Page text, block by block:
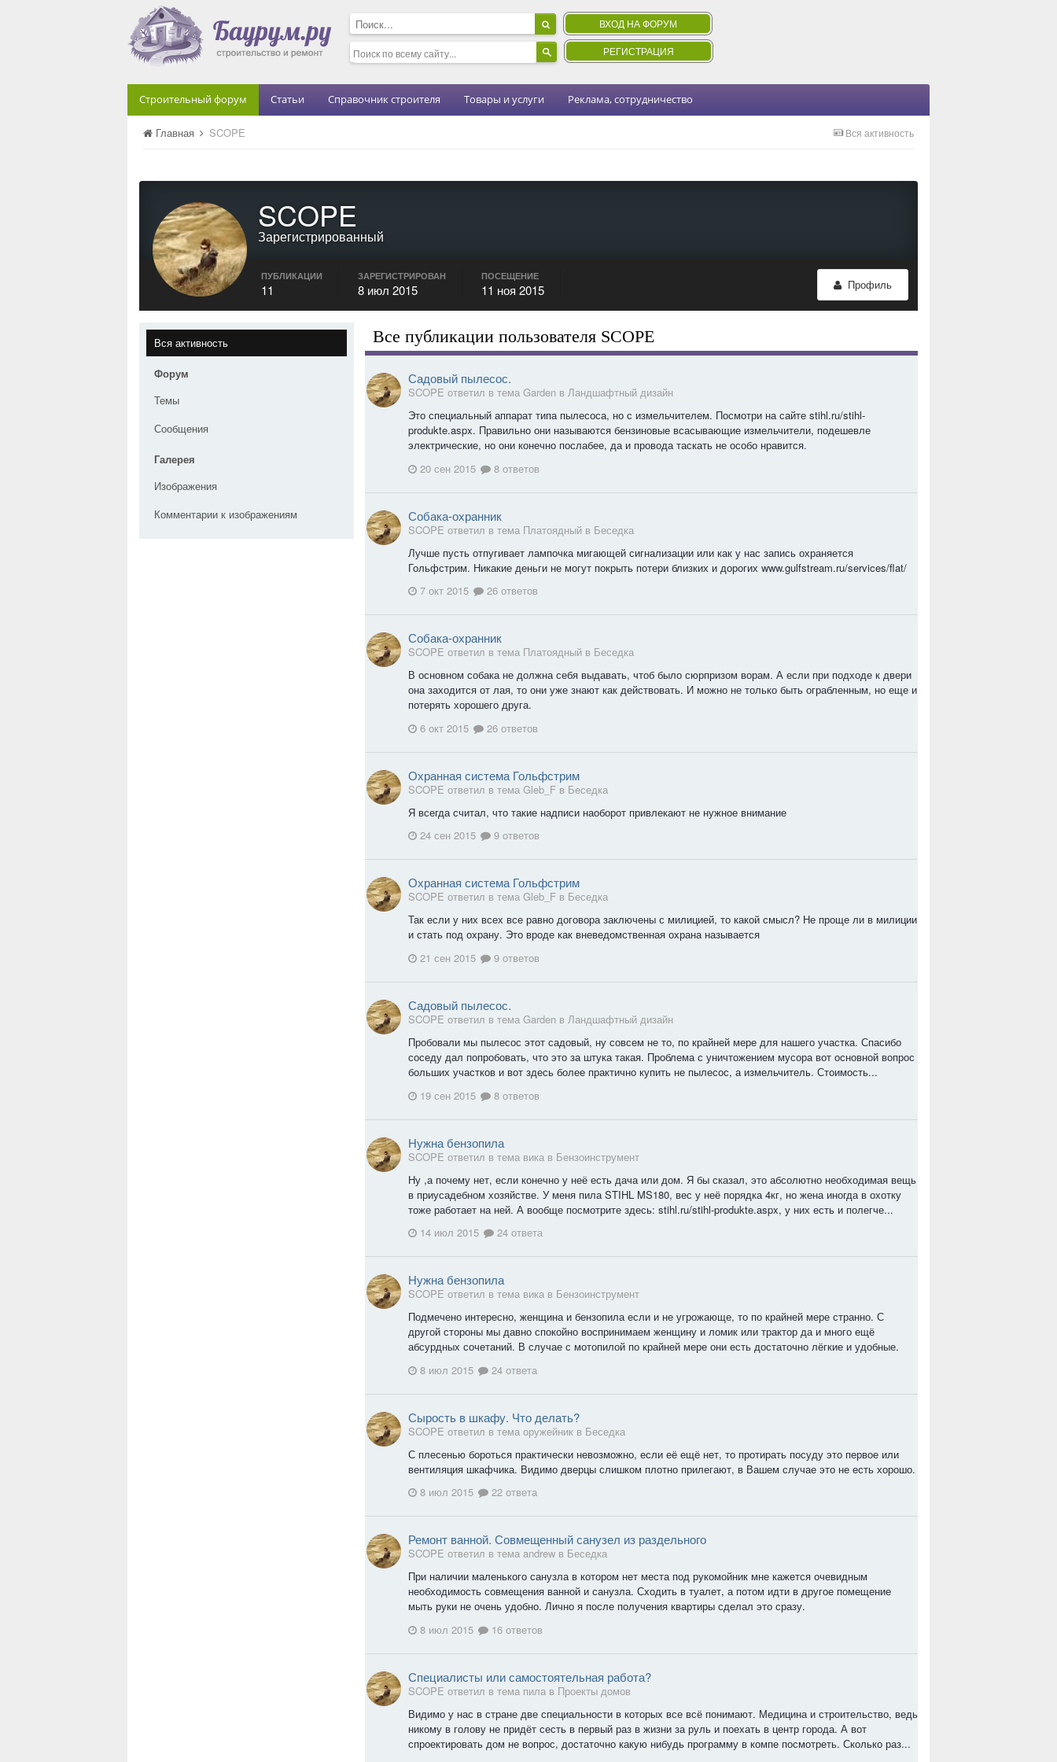
ВХОД НА ФОРУМ
РЕГИСТРАЦИЯ
Строительный форум Статьи Справочник строителя Товары и услуги Реклама, сотрудничество
Вся активность
Главная SCOPE
SCOPE
Зарегистрированный
Профиль
ПУБЛИКАЦИИ
11
ЗАРЕГИСТРИРОВАН
8 июл 2015
ПОСЕЩЕНИЕ
11 ноя 2015
Вся активность
Форум
Темы
Сообщения
Галерея
Изображения
Комментарии к изображениям
Все публикации пользователя SCOPE
Садовый пылесос.
SCOPE ответил в тема Garden в Ландшафтный дизайн
Это специальный аппарат типа пылесоса, но с измельчителем. Посмотри на сайте stihl.ru/stihl-
produkte.aspx. Правильно они называются бензиновые всасывающие измельчители, подешевле
электрические, но они конечно послабее, да и провода таскать не особо нравится.
20 сен 2015
8 ответов
Собака-охранник
SCOPE ответил в тема Платоядный в Беседка
Лучше пусть отпугивает лампочка мигающей сигнализации или как у нас запись охраняется
Гольфстрим. Никакие деньги не могут покрыть потери близких и дорогих www.gulfstream.ru/services/flat/
7 окт 2015
26 ответов
Собака-охранник
SCOPE ответил в тема Платоядный в Беседка
В основном собака не должна себя выдавать, чтоб было сюрпризом ворам. А если при подходе к двери
она заходится от лая, то они уже знают как действовать. И можно не только быть ограбленным, но еще и
потерять хорошего друга.
6 окт 2015
26 ответов
Охранная система Гольфстрим
SCOPE ответил в тема Gleb_F в Беседка
Я всегда считал, что такие надписи наоборот привлекают не нужное внимание
24 сен 2015
9 ответов
Охранная система Гольфстрим
SCOPE ответил в тема Gleb_F в Беседка
Так если у них всех все равно договора заключены с милицией, то какой смысл? Не проще ли в милиции
и стать под охрану. Это вроде как вневедомственная охрана называется
21 сен 2015
9 ответов
Садовый пылесос.
SCOPE ответил в тема Garden в Ландшафтный дизайн
Пробовали мы пылесос этот садовый, ну совсем не то, по крайней мере для нашего участка. Спасибо
соседу дал попробовать, что это за штука такая. Проблема с уничтожением мусора вот основной вопрос
больших участков и вот здесь более практично купить не пылесос, а измельчитель. Стоимость...
19 сен 2015
8 ответов
Нужна бензопила
SCOPE ответил в тема вика в Бензоинструмент
Ну ,а почему нет, если конечно у неё есть дача или дом. Я бы сказал, это абсолютно необходимая вещь
в приусадебном хозяйстве. У меня пила STIHL MS180, вес у неё порядка 4кг, но жена иногда в охотку
тоже работает на ней. А вообще посмотрите здесь: stihl.ru/stihl-produkte.aspx, у них есть и полегче...
14 июл 2015
24 ответа
Нужна бензопила
SCOPE ответил в тема вика в Бензоинструмент
Подмечено интересно, женщина и бензопила если и не угрожающе, то по крайней мере странно. С
другой стороны мы давно спокойно воспринимаем женщину и ломик или трактор да и много ещё
абсурдных сочетаний. В случае с мотопилой по крайней мере они есть достаточно лёгкие и удобные.
8 июл 2015
24 ответа
Сырость в шкафу. Что делать?
SCOPE ответил в тема оружейник в Беседка
С плесенью бороться практически невозможно, если её ещё нет, то протирать посуду это первое или
вентиляция шкафчика. Видимо дверцы слишком плотно прилегают, в Вашем случае это не есть хорошо.
8 июл 2015
22 ответа
Ремонт ванной. Совмещенный санузел из раздельного
SCOPE ответил в тема andrew в Беседка
При наличии маленького санузла в котором нет места под рукомойник мне кажется очевидным
необходимость совмещения ванной и санузла. Сходить в туалет, а потом идти в другое помещение
мыть руки не очень удобно. Лично я после получения квартиры сделал это сразу.
8 июл 2015
16 ответов
Специалисты или самостоятельная работа?
SCOPE ответил в тема пила в Проекты домов
Видимо у нас в стране две специальности в которых все всё понимают. Медицина и строительство, ведь
никому в голову не придёт сесть в первый раз в жизни за руль и поехать в центр города. А вот
спроектировать дом не вопрос, достаточно какую нибудь программу в компе посмотреть. Сколько раз...